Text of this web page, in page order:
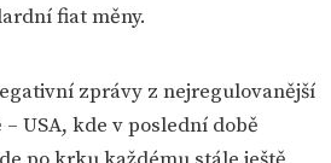
fiat měny.
zprávy z nejregulovanější
USA, kde v poslední době